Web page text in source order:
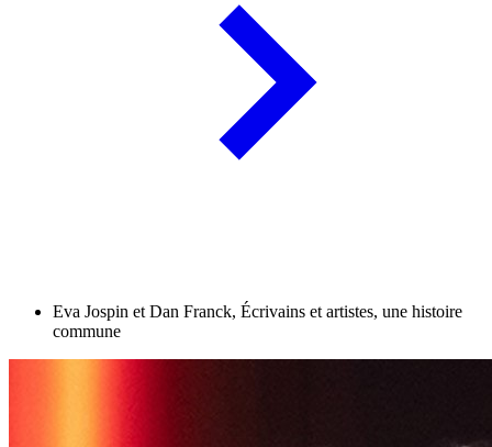
Eva Jospin et Dan Franck, Écrivains et artistes, une histoire
commune